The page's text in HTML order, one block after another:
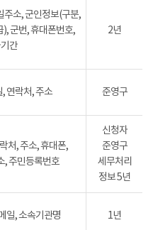
주소, 군인정보(구분,
군번, 휴대폰번호,
간
2년
연락처, 주소 준영구
처, 주소, 휴대폰,
, 주민등록번호
신청자
준영구
세무처리
정보 5년
일, 소속기관명 1년